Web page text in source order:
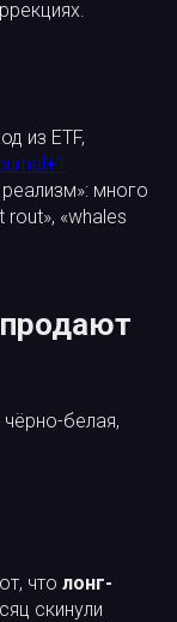
из ETF,
много
«whales
белая,
что лонг-
скинули